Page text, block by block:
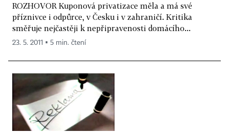
ROZHOVOR Kuponová privatizace měla a má své
příznivce i odpůrce, v Česku i v zahraničí. Kritika
směřuje nejčastěji k nepřipravenosti domácího...
23. 5. 2011 ▪ 5 min. čtení